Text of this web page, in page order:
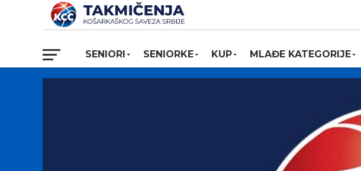
SENIORI SENIORKE KUP MLAĐE KATEGORIJE